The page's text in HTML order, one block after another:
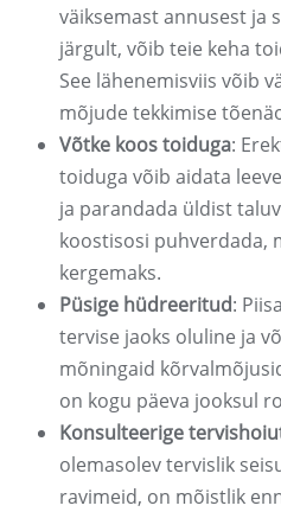
väiksemast annusest ja
järgult, võib teie keha
See lähenemisviis võib
mõjude tekkimise
Võtke koos toiduga:
toiduga võib aidata
ja parandada üldist
koostisosi puhverdada,
kergemaks.
Püsige hüdreeritud:
tervise jaoks oluline ja
mõningaid
on kogu päeva jooksul
Konsulteerige
olemasolev tervislik
ravimeid, on mõistlik